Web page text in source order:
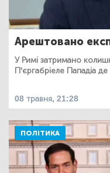
Арештовано
У Римі затримано
П'єргабріеле Пападіа де
08 травня, 21:28
ПОЛІТИКА